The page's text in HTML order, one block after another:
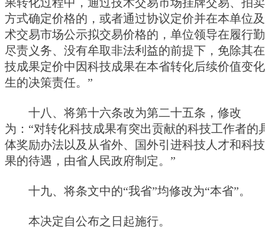
方式确定价格的，或者通过协议定价并在本单位
术交易市场公示拟交易价格的，单位领导在履行
尽责义务、没有牟取非法利益的前提下，免除其
技成果定价中因科技成果在本省转化后续价值变
生的决策责任。”
十八、将第十六条改为第二十五条，修改
为：“对转化科技成果有突出贡献的科技工作者的
体奖励办法以及从省外、国外引进科技人才和科
果的待遇，由省人民政府制定。”
十九、将条文中的“我省”均修改为“本省”。
本决定自公布之日起施行。